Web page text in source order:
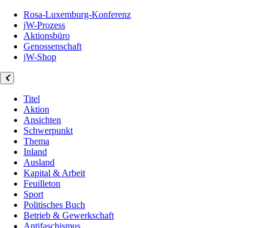
Rosa-Luxemburg-Konferenz
jW-Prozess
Aktionsbüro
Genossenschaft
jW-Shop
Titel
Aktion
Ansichten
Schwerpunkt
Thema
Inland
Ausland
Kapital & Arbeit
Feuilleton
Sport
Politisches Buch
Betrieb & Gewerkschaft
Antifaschismus